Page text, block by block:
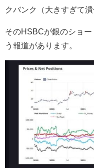
クバンク（大きすぎて
そのHSBCが銀のショ
う報道があります。